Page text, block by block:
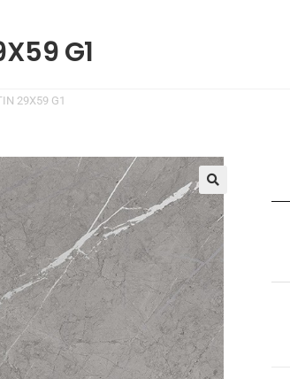
G1
29X59 G1
🔍